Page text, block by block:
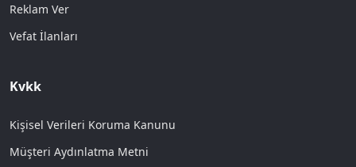
Reklam Ver
Vefat İlanları
Kvkk
Kişisel Verileri Koruma Kanunu
Müşteri Aydınlatma Metni